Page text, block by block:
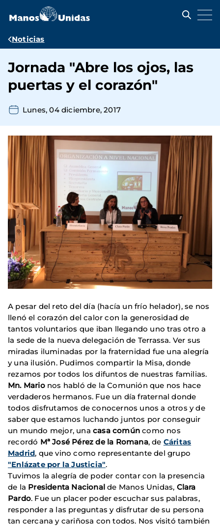
contenido
Ruta
navegación
Noticias
Jornada "Abre los ojos, las
puertas y el corazón"
Lunes, 04 diciembre, 2017
A pesar del reto del día (hacía un frío helador), se nos
llenó el corazón del calor con la generosidad de
tantos voluntarios que iban llegando uno tras otro a
la sede de la nueva delegación de Terrassa. Ver sus
miradas iluminadas por la fraternidad fue una alegría
y una ilusión. Pudimos compartir la Misa, donde
rezamos por todos los difuntos de nuestras familias.
Mn. Mario nos habló de la Comunión que nos hace
verdaderos hermanos. Fue un día fraternal donde
todos disfrutamos de conocernos unos a otros y de
saber que estamos luchando juntos por conseguir
un mundo mejor, una casa comúncomo nos
recordó Mª José Pérez de la Romana, de Cáritas
Madrid, que vino como representante del grupo
"Enlázate por la Justicia".
Tuvimos la alegría de poder contar con la presencia
de la Presidenta Nacional de Manos Unidas, Clara
Pardo. Fue un placer poder escuchar sus palabras,
responder a las preguntas y disfrutar de su persona
tan cercana y cariñosa con todos. Nos visitó también